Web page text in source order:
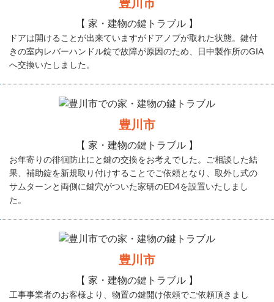
豊川市
【 家・建物の鍵トラブル 】
ドアは開けることが出来ていますがドアノブが取れた状態。鍵付
きの室内レバーハンドル錠で故障が原因のため、日中製作所のGIA
へ交換いたしました。
豊川市
【 家・建物の鍵トラブル 】
お年寄りの徘徊防止にと鍵の交換をお考えでした。ご相談した結
果、補助錠を新規取り付けすることでご依頼となり、取外し式の
サムターンと両側に鍵穴がついた家研のED4を設置いたしまし
た。
豊川市
【 家・建物の鍵トラブル 】
工事事業者のお客様より、物置の鍵開け依頼でご依頼頂きまし